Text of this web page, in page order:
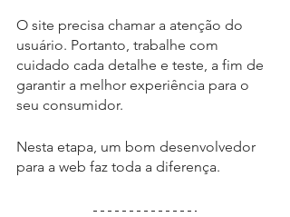
O site precisa chamar a atenção do
usuário. Portanto, trabalhe com
cuidado cada detalhe e teste, a fim de
garantir a melhor experiência para o
seu consumidor.
Nesta etapa, um bom desenvolvedor
para a web faz toda a diferença.